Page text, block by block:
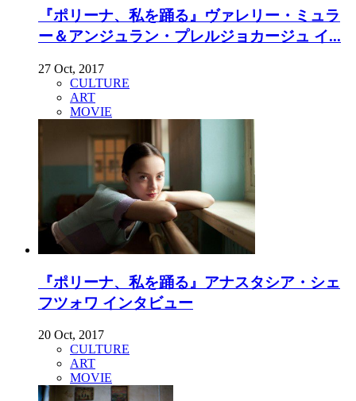
『ポリーナ、私を踊る』ヴァレリー・ミュラ
ー＆アンジュラン・プレルジョカージュ イ...
27 Oct, 2017
CULTURE
ART
MOVIE
『ポリーナ、私を踊る』アナスタシア・シェ
フツォワ インタビュー
20 Oct, 2017
CULTURE
ART
MOVIE